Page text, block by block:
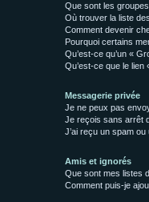
Que sont les
Où trouver la liste
Comment devenir
Pourquoi certains
Qu’est-ce qu’un «
Qu’est-ce que le lien
Messagerie privée
Je ne peux pas
Je reçois sans arrêt
J’ai reçu un spam
Amis et ignorés
Que sont mes listes
Comment puis-je